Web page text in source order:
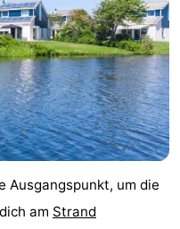
Ausgangspunkt, um die
am Strand